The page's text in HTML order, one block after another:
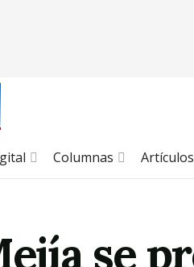
Columnas Artículos
se